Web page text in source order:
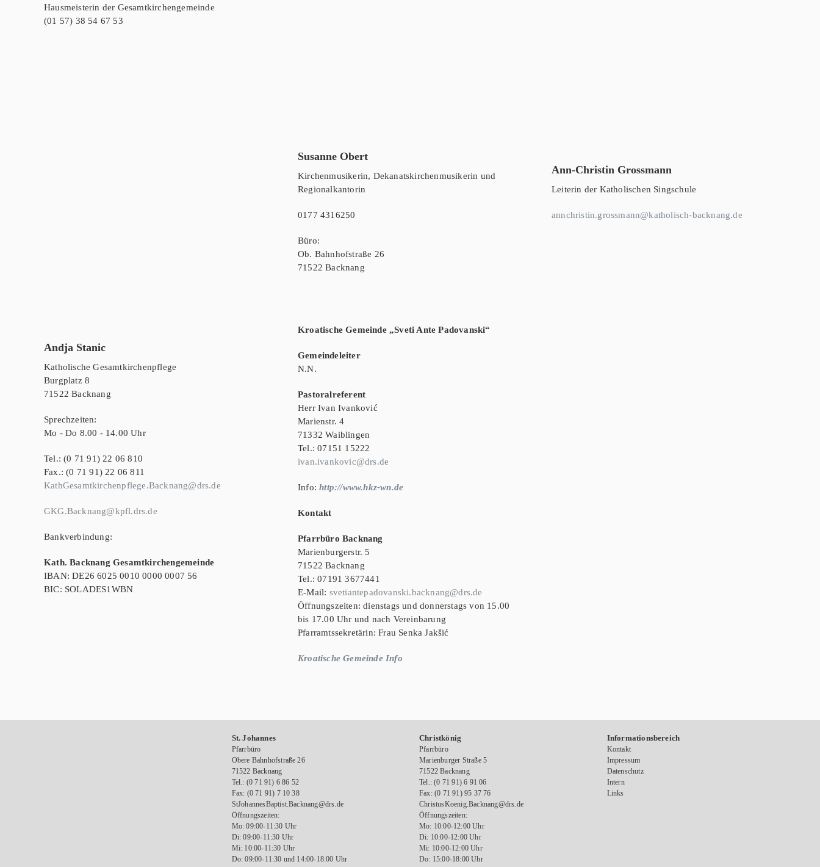
Hausmeisterin der Gesamtkirchengemeinde
(01 57) 38 54 67 53
Susanne Obert
Kirchenmusikerin, Dekanatskirchenmusikerin und
Regionalkantorin
0177 4316250
Büro:
Ob. Bahnhofstraße 26
71522 Backnang
Ann-Christin Grossmann
Leiterin der Katholischen Singschule
annchristin.grossmann@katholisch-backnang.de
Andja Stanic
Katholische Gesamtkirchenpflege
Burgplatz 8
71522 Backnang
Sprechzeiten:
Mo - Do 8.00 - 14.00 Uhr
Tel.: (0 71 91) 22 06 810
Fax.: (0 71 91) 22 06 811
KathGesamtkirchenpflege.Backnang@drs.de
GKG.Backnang@kpfl.drs.de
Bankverbindung:
Kath. Backnang Gesamtkirchengemeinde
IBAN: DE26 6025 0010 0000 0007 56
BIC: SOLADES1WBN
Kroatische Gemeinde „Sveti Ante Padovanski“
Gemeindeleiter
N.N.
Pastoralreferent
Herr Ivan Ivanković
Marienstr. 4
71332 Waiblingen
Tel.: 07151 15222
ivan.ivankovic@drs.de
Info:http://www.hkz-wn.de
Kontakt
Pfarrbüro Backnang
Marienburgerstr. 5
71522 Backnang
Tel.: 07191 3677441
E-Mail: svetiantepadovanski.backnang@drs.de
Öffnungszeiten: dienstags und donnerstags von 15.00
bis 17.00 Uhr und nach Vereinbarung
Pfarramtssekretärin: Frau Senka Jakšić
Kroatische Gemeinde Info
St. Johannes
Pfarrbüro
Obere Bahnhofstraße 26
71522 Backnang
Tel.: (0 71 91) 6 86 52
Fax: (0 71 91) 7 10 38
StJohannesBaptist.Backnang@drs.de
Öffnungszeiten:
Mo: 09:00-11:30 Uhr
Di: 09:00-11:30 Uhr
Mi: 10:00-11:30 Uhr
Do: 09:00-11:30 und 14:00-18:00 Uhr
Christkönig
Pfarrbüro
Marienburger Straße 5
71522 Backnang
Tel.: (0 71 91) 6 91 06
Fax: (0 71 91) 95 37 76
ChristusKoenig.Backnang@drs.de
Öffnungszeiten:
Mo: 10:00-12:00 Uhr
Di: 10:00-12:00 Uhr
Mi: 10:00-12:00 Uhr
Do: 15:00-18:00 Uhr
Informationsbereich
Kontakt
Impressum
Datenschutz
Intern
Links